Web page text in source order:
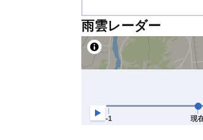
雨雲レーダー